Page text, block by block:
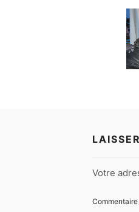
Votre
Commentaire